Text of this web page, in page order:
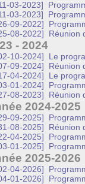
03-2023]
03-2023]
09-2022]
08-2022]
Réunion
- 2024
10-2024]
Le
09-2024]
Réunion
04-2024]
Le
01-2024]
08-2023]
Réunion
2024-2025
09-2025]
08-2025]
Réunion
04-2025]
01-2025]
2025-2026
04-2026]
01-2026]